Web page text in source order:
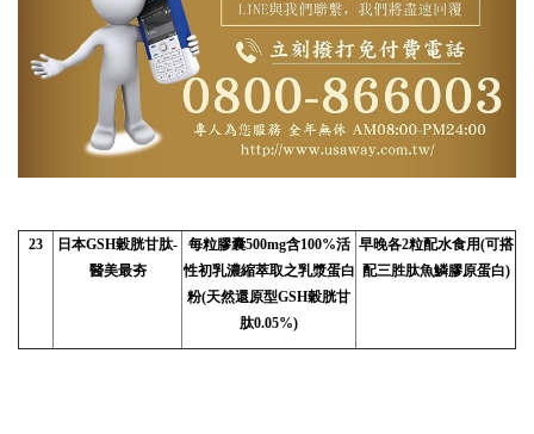
23 日本GSH穀胱甘肽-
醫美最夯
每粒膠囊500mg含100%活
性初乳濃縮萃取之乳漿蛋白
粉(天然還原型GSH穀胱甘
肽0.05%)
早晚各2粒配水食用(可搭
配三胜肽魚鱗膠原蛋白)